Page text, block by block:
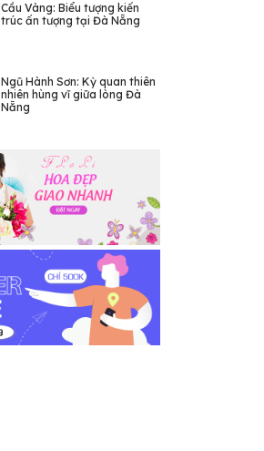
Cầu Vàng: Biểu tượng kiến
trúc ấn tượng tại Đà Nẵng
Ngũ Hành Sơn: Kỳ quan thiên
nhiên hùng vĩ giữa lòng Đà
Nẵng